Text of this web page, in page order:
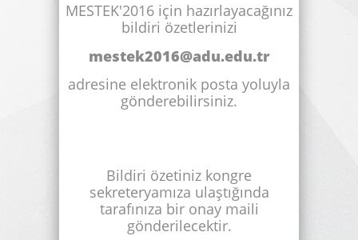
MESTEK'2016 için hazırlayacağınız
bildiri özetlerinizi
mestek2016@adu.edu.tr
adresine elektronik posta yoluyla
gönderebilirsiniz.
Bildiri özetiniz kongre
sekreteryamıza ulaştığında
tarafınıza bir onay maili
gönderilecektir.